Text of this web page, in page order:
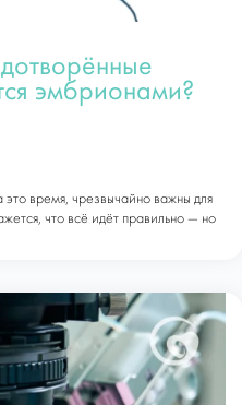
эмбрионами?
время, чрезвычайно важны для
что всё идёт правильно — но